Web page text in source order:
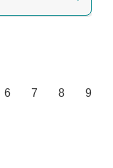
6 7 8 9